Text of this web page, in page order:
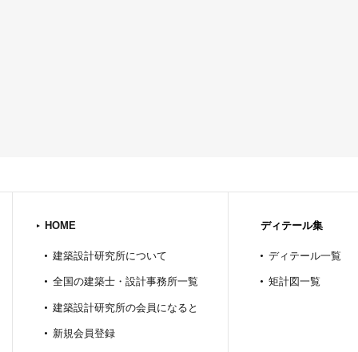
HOME
建築設計研究所について
全国の建築士・設計事務所一覧
建築設計研究所の会員になると
新規会員登録
ディテール集
ディテール一覧
矩計図一覧